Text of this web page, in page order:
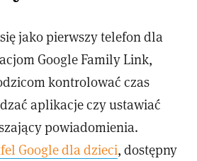
jako pierwszy telefon dla
Google Family Link,
kontrolować czas
aplikacje czy ustawiać
powiadomienia.
Google dla dzieci, dostępny